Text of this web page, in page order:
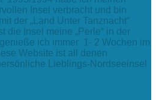
Insel verbracht und bin
der „Land Unter Tanznacht“
die Insel meine „Perle“ in der
ich immer 1- 2 Wochen im
Website ist all denen
Lieblings-Nordseeinsel